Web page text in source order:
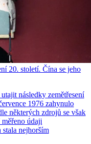
20. století. Čína se jeho
následky zemětřesení
1976 zahynulo
některých zdrojů se však
údaji
stala nejhorším